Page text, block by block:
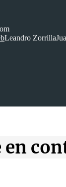
Leandro Zorrilla
en